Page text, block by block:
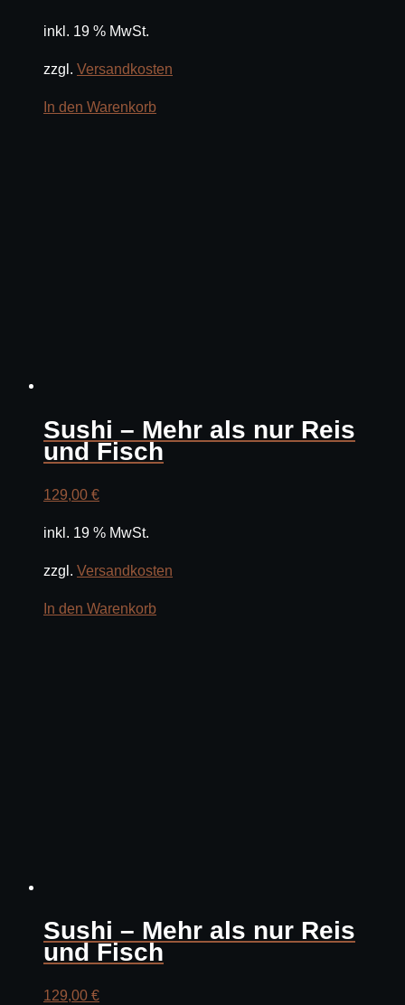
inkl. 19 % MwSt.
zzgl. Versandkosten
In den Warenkorb
Sushi – Mehr als nur Reis
und Fisch
129,00 €
inkl. 19 % MwSt.
zzgl. Versandkosten
In den Warenkorb
Sushi – Mehr als nur Reis
und Fisch
129,00 €